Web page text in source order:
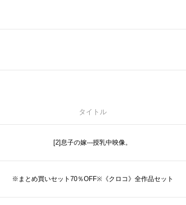
タイトル
[2]息子の嫁---授乳中映像。
※まとめ買いセット70％OFF※《クロコ》全作品セット